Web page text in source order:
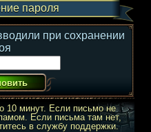
пароля
при сохранении
10 минут. Если письмо не
Если письма там нет,
в службу поддержки.